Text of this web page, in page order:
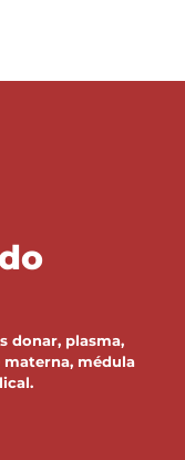
donar, plasma,
materna, médula